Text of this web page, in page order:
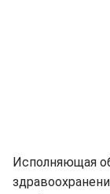
Исполняющая